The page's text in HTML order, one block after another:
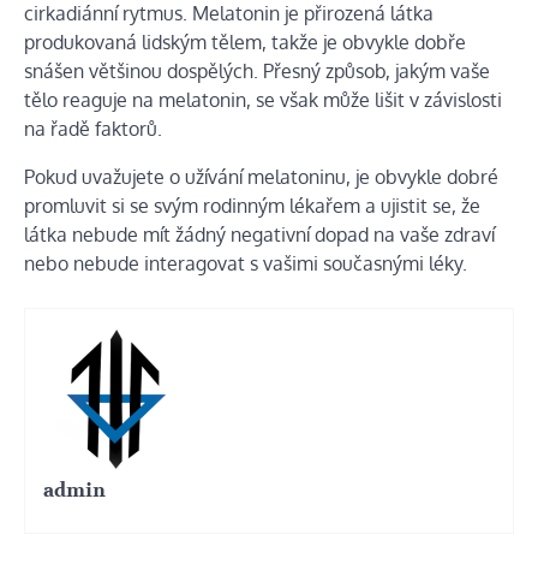
cirkadiánní rytmus. Melatonin je přirozená látka
produkovaná lidským tělem, takže je obvykle dobře
snášen většinou dospělých. Přesný způsob, jakým vaše
tělo reaguje na melatonin, se však může lišit v závislosti
na řadě faktorů.
Pokud uvažujete o užívání melatoninu, je obvykle dobré
promluvit si se svým rodinným lékařem a ujistit se, že
látka nebude mít žádný negativní dopad na vaše zdraví
nebo nebude interagovat s vašimi současnými léky.
admin